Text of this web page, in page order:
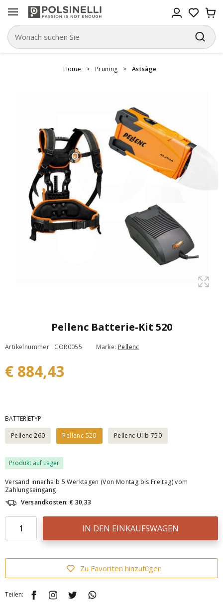
Home > Pruning > Astsäge
Pellenc Batterie-Kit 520
Artikelnummer : COR0055 Marke: Pellenc
€ 884,43
BATTERIETYP
Pellenc 260
Pellenc 520 Pellenc Ulib 750
Produkt auf Lager
Versand innerhalb 5 Werktagen (Von Montag bis Freitag) vom
Zahlungseingang.
Versandkosten: € 30,33
IN DEN EINKAUFSWAGEN
Zu Favoriten hinzufügen
Teilen: